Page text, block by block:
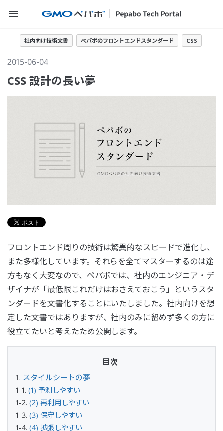
メニューを開く
社内向け技術文書 ペパボのフロントエンドスタンダード CSS
2015-06-04
CSS 設計の長い夢
フロントエンド周りの技術は驚異的なスピードで進化し、
また多様化しています。それらを全てマスターするのは途
方もなく大変なので、ペパボでは、社内のエンジニア・デ
ザイナが「最低限これだけはおさえておこう」というスタ
ンダードを文書化することにいたしました。社内向けを想
定した文書ではありますが、社内のみに留めず多くの方に
役立てたいと考えたため公開します。
スタイルシートの夢
(1) 予測しやすい
(2) 再利用しやすい
(3) 保守しやすい
(4) 拡張しやすい